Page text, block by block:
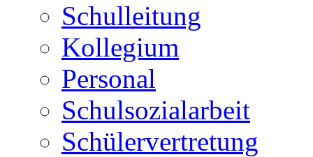
Schulleitung
Kollegium
Personal
Schulsozialarbeit
Schülervertretung